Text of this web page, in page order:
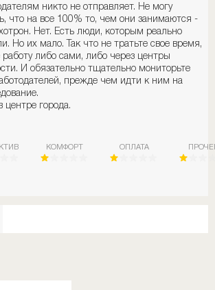
никто не отправляет. Не могу
что на все 100% то, чем они занимаются -
Нет. Есть люди, которым реально
Но их мало. Так что не тратьте свое время,
либо сами, либо через центры
И обязательно тщательно мониторьте
прежде чем идти к ним на
центре города.
КОМФОРТ ОПЛАТА